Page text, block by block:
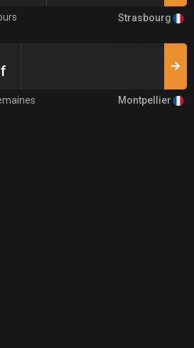
Strasbourg
Montpellier